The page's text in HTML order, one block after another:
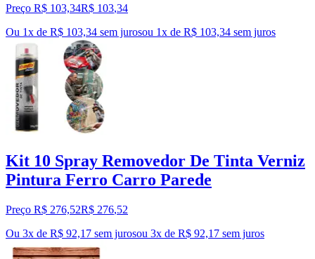
Preço R$ 103,34R$ 103,34
Ou 1x de R$ 103,34 sem jurosou 1x de R$ 103,34 sem juros
Kit 10 Spray Removedor De Tinta Verniz
Pintura Ferro Carro Parede
Preço R$ 276,52R$ 276,52
Ou 3x de R$ 92,17 sem jurosou 3x de R$ 92,17 sem juros